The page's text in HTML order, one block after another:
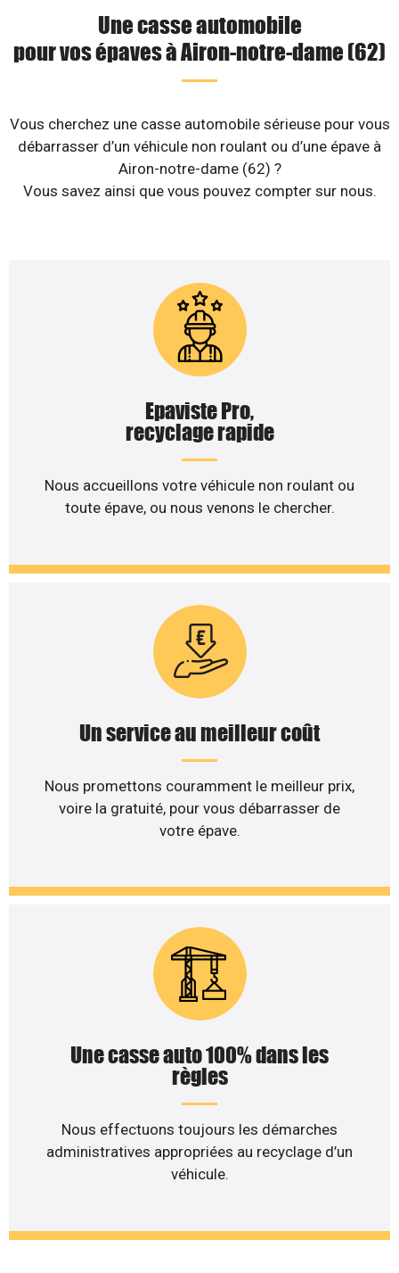
Une casse automobile
pour vos épaves à Airon-notre-dame (62)
Vous cherchez une casse automobile sérieuse pour vous
débarrasser d’un véhicule non roulant ou d’une épave à
Airon-notre-dame (62) ?
Vous savez ainsi que vous pouvez compter sur nous.
Epaviste Pro,
recyclage rapide
Nous accueillons votre véhicule non roulant ou
toute épave, ou nous venons le chercher.
Un service au meilleur coût
Nous promettons couramment le meilleur prix,
voire la gratuité, pour vous débarrasser de
votre épave.
Une casse auto 100% dans les
règles
Nous effectuons toujours les démarches
administratives appropriées au recyclage d’un
véhicule.